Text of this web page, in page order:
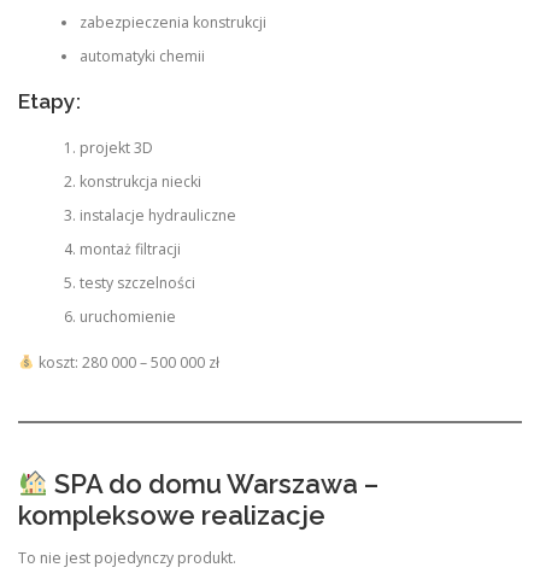
zabezpieczenia konstrukcji
automatyki chemii
Etapy:
projekt 3D
konstrukcja niecki
instalacje hydrauliczne
montaż filtracji
testy szczelności
uruchomienie
koszt: 280 000 – 500 000 zł
SPA do domu Warszawa –
kompleksowe realizacje
To nie jest pojedynczy produkt.